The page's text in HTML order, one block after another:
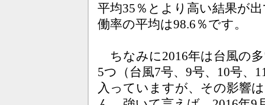
平均35％とより高い結果が
働率の平均は98.6％です。
ちなみに2016年は台風の
5つ（台風7号、9号、10号、
入っていますが、その影響